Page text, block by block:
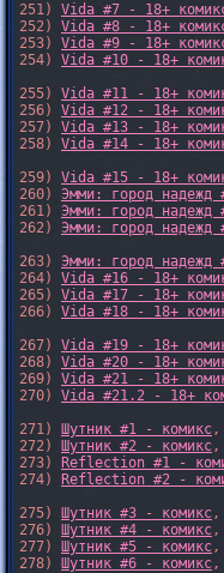
251) Vida #7 - 18+
252) Vida #8 - 18+
253) Vida #9 - 18+
254) Vida #10 - 18+
255) Vida #11 - 18+
256) Vida #12 - 18+
257) Vida #13 - 18+
258) Vida #14 - 18+
259) Vida #15 - 18+
260) Эмми: город надежд
261) Эмми: город надежд
262) Эмми: город надежд
263) Эмми: город надежд
264) Vida #16 - 18+
265) Vida #17 - 18+
266) Vida #18 - 18+
267) Vida #19 - 18+
268) Vida #20 - 18+
269) Vida #21 - 18+
270) Vida #21.2 - 18+
271) Шутник #1 - комикс,
272) Шутник #2 - комикс,
273)
Reflection #1 -
274)
Reflection #2 -
275) Шутник #3 - комикс,
276) Шутник #4 - комикс,
277) Шутник #5 - комикс,
278) Шутник #6 - комикс,